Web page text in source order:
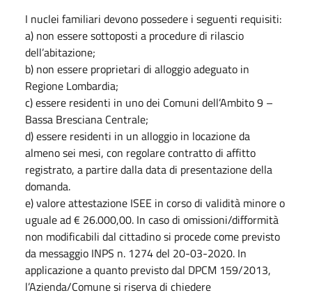
I nuclei familiari devono possedere i seguenti requisiti:
a) non essere sottoposti a procedure di rilascio
dell’abitazione;
b) non essere proprietari di alloggio adeguato in
Regione Lombardia;
c) essere residenti in uno dei Comuni dell’Ambito 9 –
Bassa Bresciana Centrale;
d) essere residenti in un alloggio in locazione da
almeno sei mesi, con regolare contratto di affitto
registrato, a partire dalla data di presentazione della
domanda.
e) valore attestazione ISEE in corso di validità minore o
uguale ad € 26.000,00. In caso di omissioni/difformità
non modificabili dal cittadino si procede come previsto
da messaggio INPS n. 1274 del 20-03-2020. In
applicazione a quanto previsto dal DPCM 159/2013,
l’Azienda/Comune si riserva di chiedere